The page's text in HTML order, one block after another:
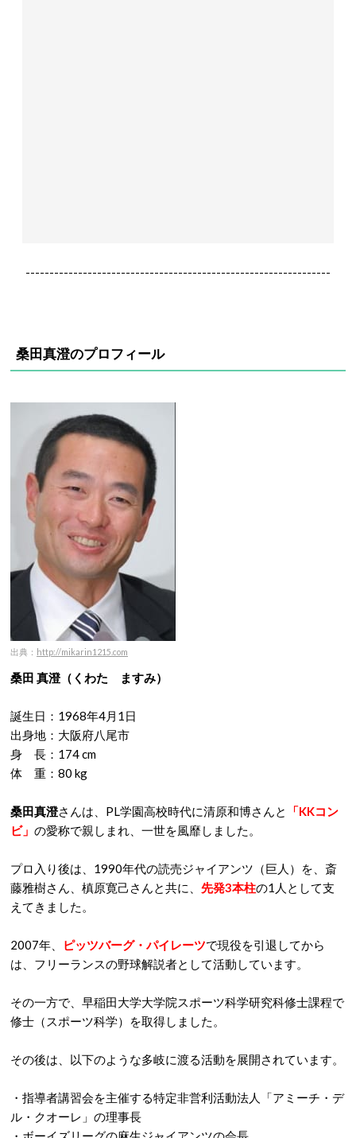
----------------------------------------------------------------
桑田真澄のプロフィール
出典： http://mikarin1215.com
桑田 真澄（くわた ますみ）
誕生日： 1968年4月1日
出身地：大阪府八尾市
身 長：174 cm
体 重：80 kg
桑田真澄さんは、PL学園高校時代に清原和博さんと
「KKコン
ビ」 の愛称で親しまれ、一世を風靡しました。
プロ入り後は、1990年代の読売ジャイアンツ（巨人）を、斎
藤雅樹さん、槙原寛己さんと共に、 先発3本柱の1人として支
えてきました。
2007年、 ピッツバーグ・パイレーツで現役を引退してから
は、フリーランスの野球解説者として活動しています。
その一方で、早稲田大学大学院スポーツ科学研究科修士課程で
修士（スポーツ科学）を取得しました。
その後は、以下のような多岐に渡る活動を展開されています。
・指導者講習会を主催する特定非営利活動法人「アミーチ・デ
ル・クオーレ」の理事長